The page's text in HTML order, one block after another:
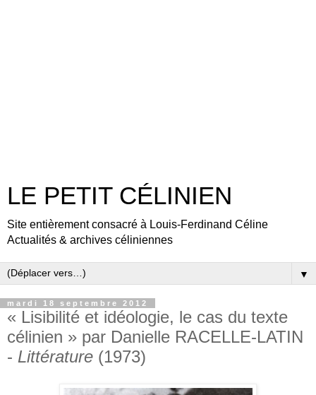
LE PETIT CÉLINIEN
Site entièrement consacré à Louis-Ferdinand Céline
Actualités & archives céliniennes
▼
mardi 18 septembre 2012
« Lisibilité et idéologie, le cas du texte
célinien » par Danielle RACELLE-LATIN
- Littérature (1973)